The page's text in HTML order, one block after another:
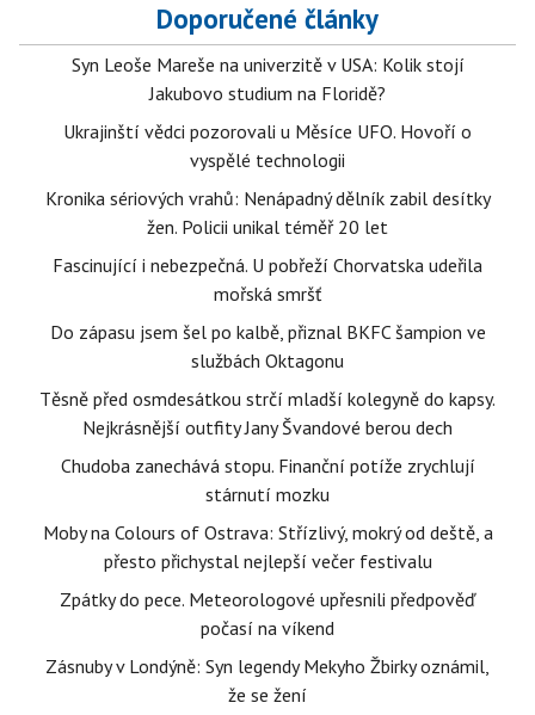
Doporučené články
Syn Leoše Mareše na univerzitě v USA: Kolik stojí
Jakubovo studium na Floridě?
Ukrajinští vědci pozorovali u Měsíce UFO. Hovoří o
vyspělé technologii
Kronika sériových vrahů: Nenápadný dělník zabil desítky
žen. Policii unikal téměř 20 let
Fascinující i nebezpečná. U pobřeží Chorvatska udeřila
mořská smršť
Do zápasu jsem šel po kalbě, přiznal BKFC šampion ve
službách Oktagonu
Těsně před osmdesátkou strčí mladší kolegyně do kapsy.
Nejkrásnější outfity Jany Švandové berou dech
Chudoba zanechává stopu. Finanční potíže zrychlují
stárnutí mozku
Moby na Colours of Ostrava: Střízlivý, mokrý od deště, a
přesto přichystal nejlepší večer festivalu
Zpátky do pece. Meteorologové upřesnili předpověď
počasí na víkend
Zásnuby v Londýně: Syn legendy Mekyho Žbirky oznámil,
že se žení